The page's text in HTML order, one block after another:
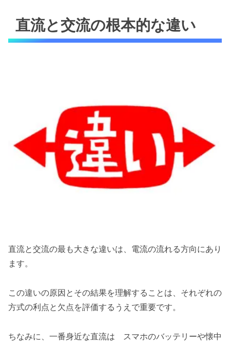
直流と交流の根本的な違い
直流と交流の最も大きな違いは、電流の流れる方向にあり
ます。
この違いの原因とその結果を理解することは、それぞれの
方式の利点と欠点を評価するうえで重要です。
ちなみに、一番身近な直流は スマホのバッテリーや懐中